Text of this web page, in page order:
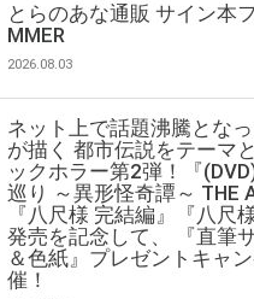
とらのあな通販 サイン本
MMER
2026.08.03
ネット上で話題沸騰とな
が描く 都市伝説をテーマ
ックホラー第2弾！『
巡り ～異形怪奇譚～ THE
『八尺様 完結編』『八尺
発売を記念して、 『直筆
＆色紙』プレゼントキャ
催！